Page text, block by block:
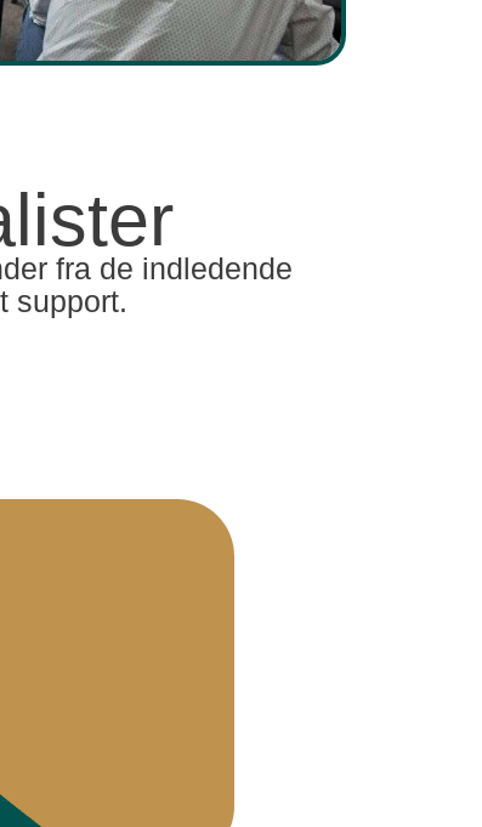
fra de indledende
support.